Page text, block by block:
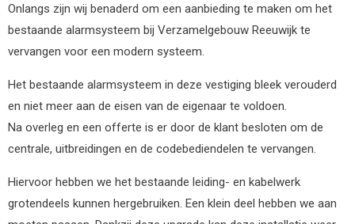
Onlangs zijn wij benaderd om een aanbieding te maken om het
bestaande alarmsysteem bij Verzamelgebouw Reeuwijk te
vervangen voor een modern systeem.
Het bestaande alarmsysteem in deze vestiging bleek verouderd
en niet meer aan de eisen van de eigenaar te voldoen.
Na overleg en een offerte is er door de klant besloten om de
centrale, uitbreidingen en de codebediendelen te vervangen.
Hiervoor hebben we het bestaande leiding- en kabelwerk
grotendeels kunnen hergebruiken. Een klein deel hebben we aan